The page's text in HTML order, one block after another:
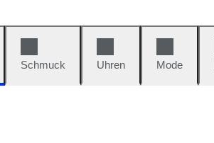
Schmuck Uhren Mode